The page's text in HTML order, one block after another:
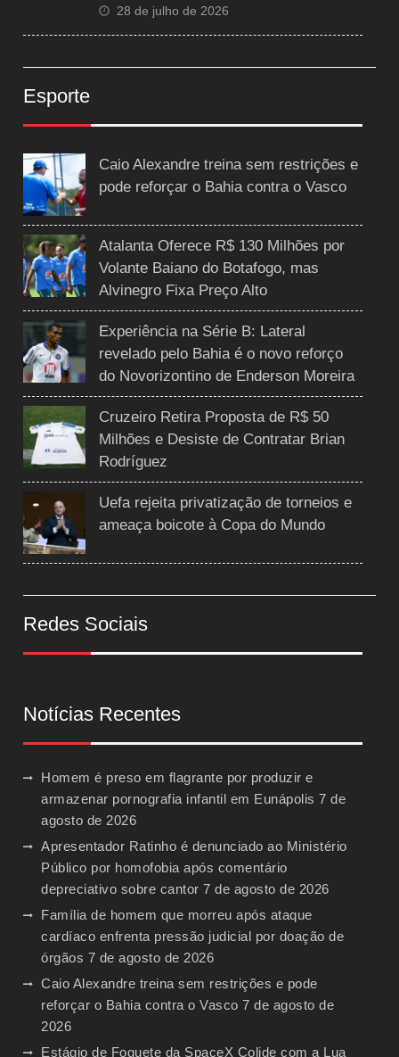
28 de julho de 2026
Esporte
Caio Alexandre treina sem restrições e
pode reforçar o Bahia contra o Vasco
Atalanta Oferece R$ 130 Milhões por
Volante Baiano do Botafogo, mas
Alvinegro Fixa Preço Alto
Experiência na Série B: Lateral
revelado pelo Bahia é o novo reforço
do Novorizontino de Enderson Moreira
Cruzeiro Retira Proposta de R$ 50
Milhões e Desiste de Contratar Brian
Rodríguez
Uefa rejeita privatização de torneios e
ameaça boicote à Copa do Mundo
Redes Sociais
Notícias Recentes
Homem é preso em flagrante por produzir e
armazenar pornografia infantil em Eunápolis 7 de
agosto de 2026
Apresentador Ratinho é denunciado ao Ministério
Público por homofobia após comentário
depreciativo sobre cantor 7 de agosto de 2026
Família de homem que morreu após ataque
cardíaco enfrenta pressão judicial por doação de
órgãos 7 de agosto de 2026
Caio Alexandre treina sem restrições e pode
reforçar o Bahia contra o Vasco 7 de agosto de
2026
Estágio de Foguete da SpaceX Colide com a Lua